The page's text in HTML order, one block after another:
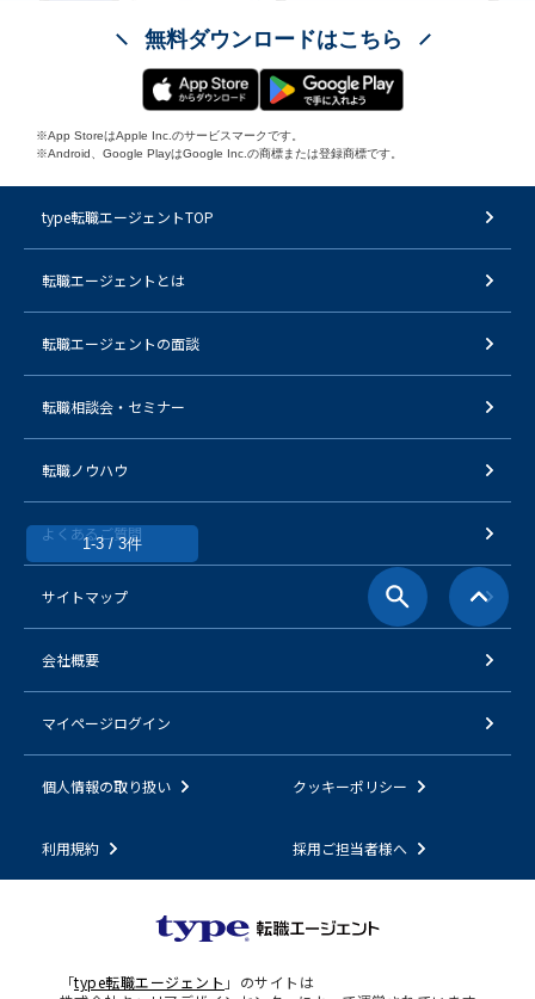
1-3 / 3件
無料ダウンロードはこちら
※App StoreはApple Inc.のサービスマークです。
※Android、Google PlayはGoogle Inc.の商標または登録商標です。
type転職エージェントTOP
転職エージェントとは
転職エージェントの面談
転職相談会・セミナー
転職ノウハウ
よくあるご質問
サイトマップ
会社概要
マイページログイン
個人情報の取り扱い クッキーポリシー
利用規約 採用ご担当者様へ
「type転職エージェント 」のサイトは